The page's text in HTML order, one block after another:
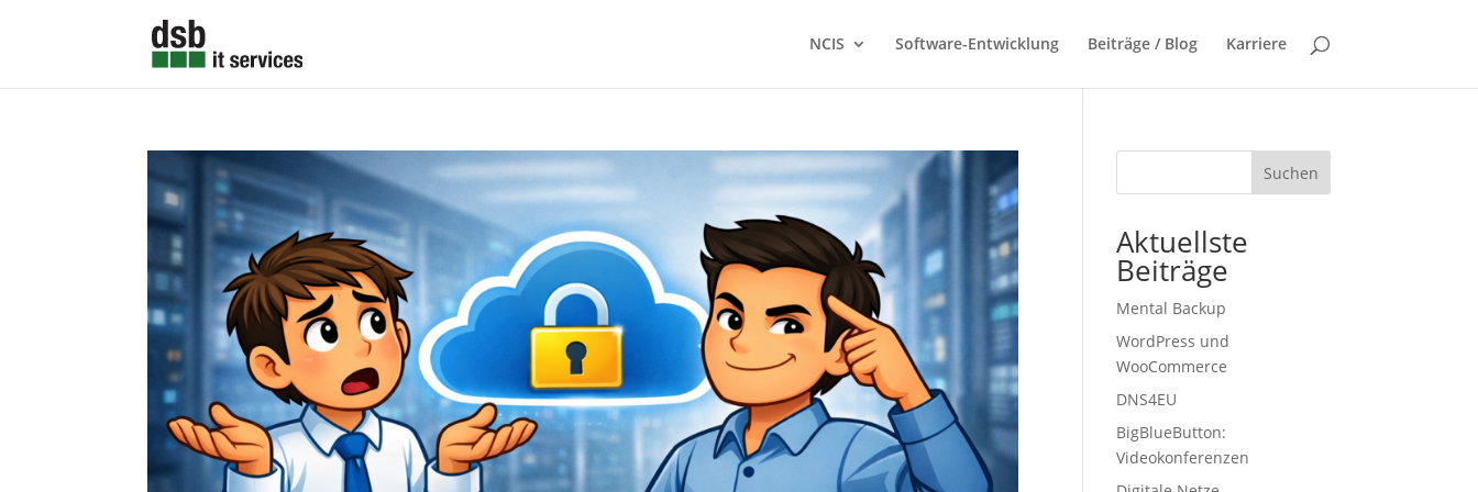
NCIS Software-Entwicklung Beiträge / Blog Karriere
Suchen
Aktuellste
Beiträge
Mental Backup
WordPress und
WooCommerce
DNS4EU
BigBlueButton:
Videokonferenzen